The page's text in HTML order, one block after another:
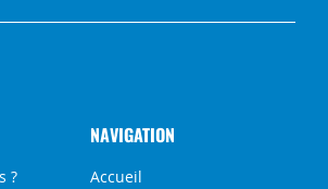
?
NAVIGATION
Accueil